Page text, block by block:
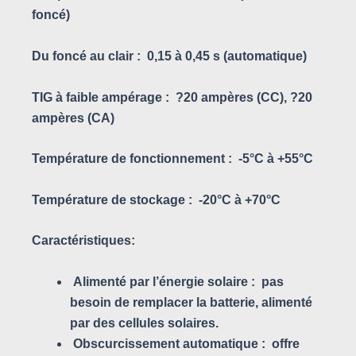
foncé)
Du foncé au clair : 0,15 à 0,45 s (automatique)
TIG à faible ampérage : ?20 ampères (CC), ?20
ampères (CA)
Température de fonctionnement : -5°C à +55°C
Température de stockage : -20°C à +70°C
Caractéristiques:
Alimenté par l’énergie solaire : pas
besoin de remplacer la batterie, alimenté
par des cellules solaires.
Obscurcissement automatique : offre